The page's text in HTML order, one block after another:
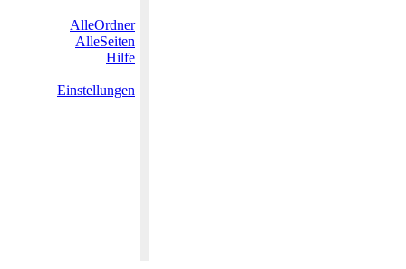
AlleOrdner
AlleSeiten
Hilfe
Einstellungen